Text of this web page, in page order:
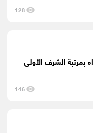
128
بمرتبة الشرف الأولى
146